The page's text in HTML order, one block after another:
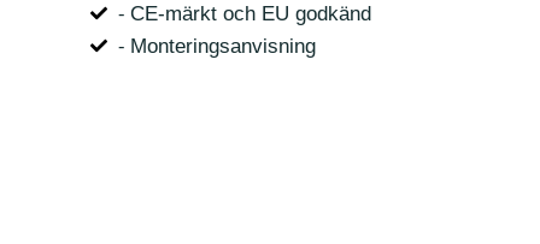
⁃ CE-märkt och EU godkänd
⁃ Monteringsanvisning